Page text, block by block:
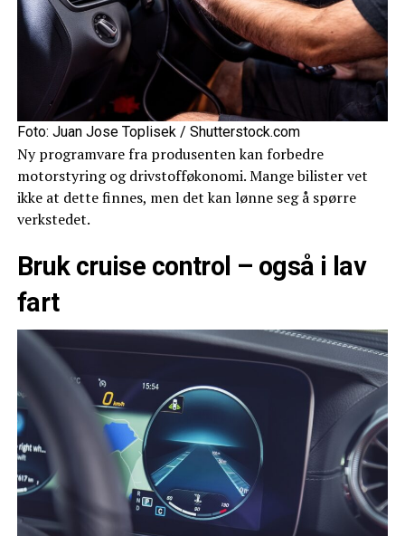
Foto: Juan Jose Toplisek / Shutterstock.com
Ny programvare fra produsenten kan forbedre
motorstyring og drivstofføkonomi. Mange bilister vet
ikke at dette finnes, men det kan lønne seg å spørre
verkstedet.
Bruk cruise control – også i lav
fart